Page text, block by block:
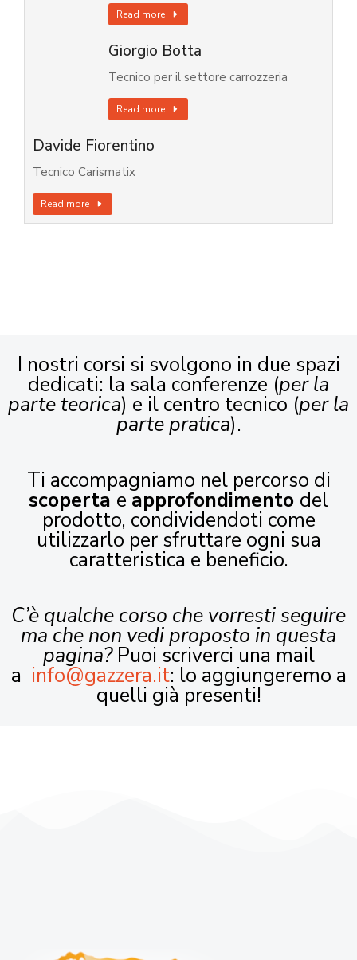
Read more
Giorgio Botta
Tecnico per il settore carrozzeria
Read more
Davide Fiorentino
Tecnico Carismatix
Read more
I nostri corsi si svolgono in due spazi
dedicati: la sala conferenze (per la
parte teorica) e il centro tecnico (per la
parte pratica).
Ti accompagniamo nel percorso di
scoperta e approfondimento del
prodotto, condividendoti come
utilizzarlo per sfruttare ogni sua
caratteristica e beneficio.
C’è qualche corso che vorresti seguire
ma che non vedi proposto in questa
pagina?Puoi scriverci una mail
a info@gazzera.it: lo aggiungeremo a
quelli già presenti!